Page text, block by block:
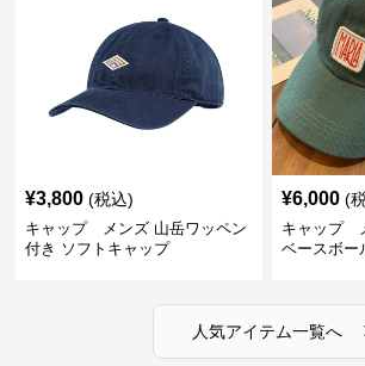
¥3,800 (税込)
キャップ メンズ 山岳ワッペン
付き ソフトキャップ
¥6,000 (
キャップ
ベースボー
人気アイテム一覧へ